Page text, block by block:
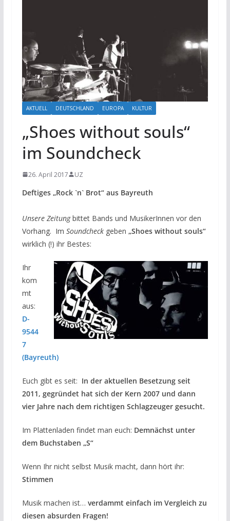
AKTUELL DEUTSCHLAND EUROPA KULTUR
„Shoes without souls“
im Soundcheck
26. April 2017 UZ
Deftiges „Rock `n` Brot“ aus Bayreuth
Unsere Zeitungbittet Bands und MusikerInnen vor den
Vorhang. Im Soundcheckgeben „Shoes without souls“
wirklich (!) ihr Bestes:
Ihr
kom
mt
aus:
D-
9544
7
(Bayreuth)
Euch gibt es seit: In der aktuellen Besetzung seit
2011, gegründet hat sich der Kern 2007 und dann
vier Jahre nach dem richtigen Schlagzeuger gesucht.
Im Plattenladen findet man euch: Demnächst unter
dem Buchstaben „S“
Wenn Ihr nicht selbst Musik macht, dann hört ihr:
Stimmen
Musik machen ist… verdammt einfach im Vergleich zu
diesen absurden Fragen!